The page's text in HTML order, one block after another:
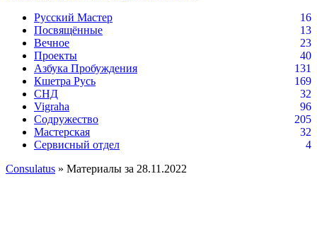
Русский Мастер
16
Посвящённые
13
Вечное
23
Проекты
40
Азбука Пробуждения
131
Кшетра Русь
169
СНД
32
Vigraha
96
Содружество
205
Мастерская
32
Сервисный отдел
4
Consulatus » Материалы за 28.11.2022